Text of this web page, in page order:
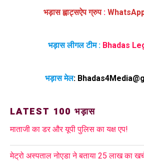
भड़ास ह्वाट्सऐप ग्रुप :
भड़ास लीगल टीम : Bhadas
भड़ास मेल:
LATEST 100 भड़ास
माताजी का डर और यूपी पुलिस का यक्ष एप!
मेट्रो अस्पताल नोएडा ने बताया 25 लाख का